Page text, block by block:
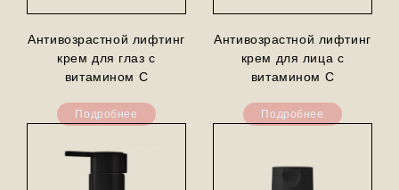
Антивозрастной лифтинг
крем для глаз с
витамином С
Подробнее
Антивозрастной лифтинг
крем для лица с
витамином С
Подробнее